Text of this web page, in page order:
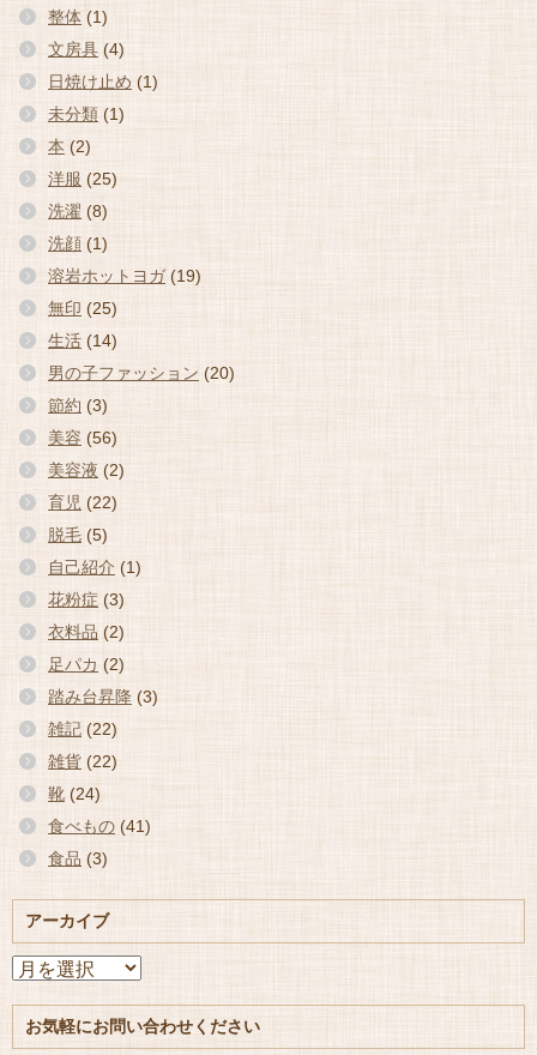
整体 (1)
文房具 (4)
日焼け止め (1)
未分類 (1)
本 (2)
洋服 (25)
洗濯 (8)
洗顔 (1)
溶岩ホットヨガ(19)
無印 (25)
生活 (14)
男の子ファッション (20)
節約 (3)
美容 (56)
美容液 (2)
育児 (22)
脱毛 (5)
自己紹介 (1)
花粉症 (3)
衣料品 (2)
足パカ (2)
踏み台昇降 (3)
雑記 (22)
雑貨 (22)
靴 (24)
食べもの (41)
食品 (3)
アーカイブ
ア
イ
お気軽にお問い合わせください